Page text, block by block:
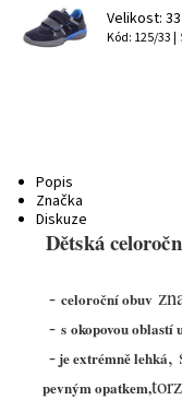
Velikost: 33
Kód: 125/33 |
Popis
Značka
Diskuze
Dětská
- celoroční obuv
- s okopovou oblastí
- je extrémně lehká,
pevným opatkem,